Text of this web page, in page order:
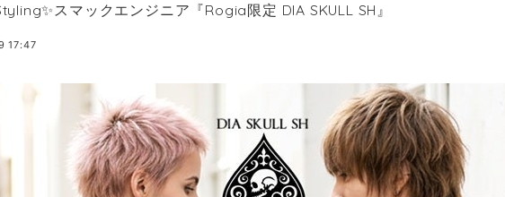
スマックエンジニア『Rogia限定 DIA SKULL SH』
17:47